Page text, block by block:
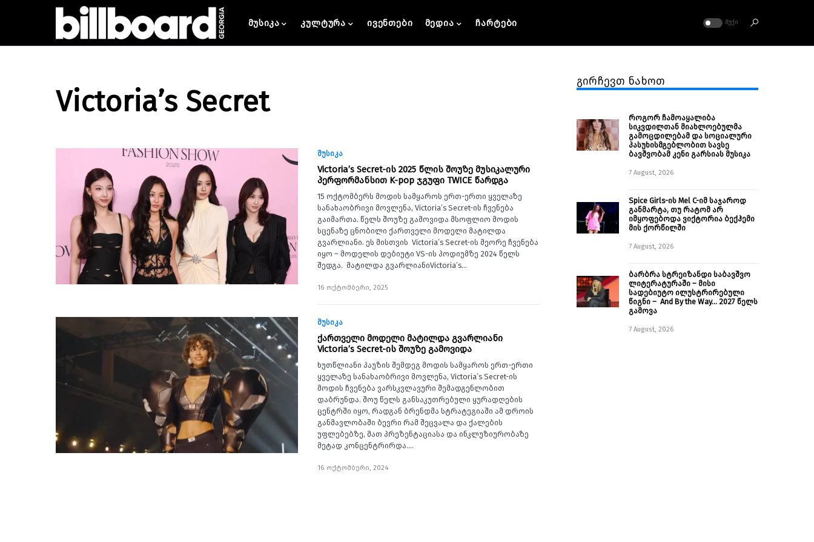
მუსიკა კულტურა ივენთები მედია ჩარტები ᲛᲣᲥᲘ
Victoria’s Secret
მუსიკა
Victoria’s Secret-ის 2025 წლის შოუზე მუსიკალური
პერფორმანსით K-pop ჯგუფი TWICE წარდგა
15 ოქტომბერს მოდის სამყაროს ერთ-ერთი ყველაზე
სანახაობრივი მოვლენა, Victoria’s Secret-ის ჩვენება
გაიმართა. წელს შოუზე გამოვიდა მსოფლიო მოდის
სცენაზე ცნობილი ქართველი მოდელი მატილდა
გვარლიანი. ეს მისთვის Victoria’s Secret-ის მეორე ჩვენება
იყო – მოდელის დებიუტი VS-ის პოდიუმზე 2024 წელს
შედგა. მატილდა გვარლიანიVictoria’s…
16 ოქტომბერი, 2025
მუსიკა
ქართველი მოდელი მატილდა გვარლიანი
Victoria’s Secret-ის შოუზე გამოვიდა
ხუთწლიანი პაუზის შემდეგ მოდის სამყაროს ერთ-ერთი
ყველაზე სანახაობრივი მოვლენა, Victoria’s Secret-ის
მოდის ჩვენება ვარსკვლავური შემადგენლობით
დაბრუნდა. შოუ წელს განსაკუთრებული ყურადღების
ცენტრში იყო, რადგან ბრენდმა სტრატეგიაში ამ დროის
განმავლობაში ბევრი რამ შეცვალა და ქალების
უფლებებზე, მათ პრეზენტაციასა და ინკლუზიურობაზე
მეტად კონცენტრირდა.…
16 ოქტომბერი, 2024
გირჩევთ ნახოთ
როგორ ჩამოაყალიბა
სიკვდილთან მიახლოებულმა
გამოცდილებამ და სოციალური
პასუხისმგებლობით სავსე
ბავშვობამ კენი გარსიას მუსიკა
7 August, 2026
Spice Girls-ის Mel C-იმ საჯაროდ
განმარტა, თუ რატომ არ
იმყოფებოდა ვიქტორია ბექჰემი
მის ქორწილში
7 August, 2026
ბარბრა სტრეიზანდი საბავშვო
ლიტერატურაში – მისი
სადებიუტო ილუსტრირებული
წიგნი – And By the Way… 2027 წელს
გამოვა
7 August, 2026